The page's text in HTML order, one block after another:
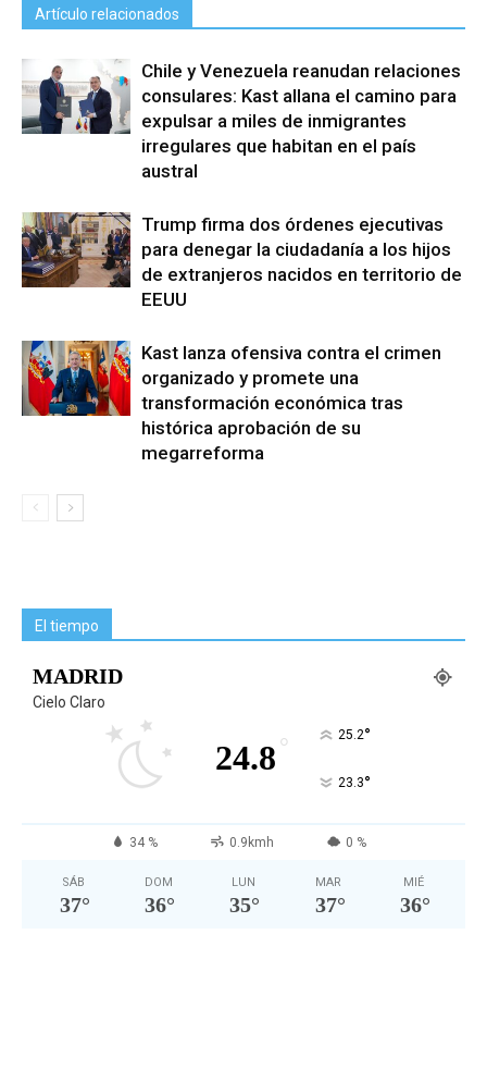
Artículo relacionados
Chile y Venezuela reanudan relaciones
consulares: Kast allana el camino para
expulsar a miles de inmigrantes
irregulares que habitan en el país
austral
Trump firma dos órdenes ejecutivas
para denegar la ciudadanía a los hijos
de extranjeros nacidos en territorio de
EEUU
Kast lanza ofensiva contra el crimen
organizado y promete una
transformación económica tras
histórica aprobación de su
megarreforma
El tiempo
MADRID
Cielo Claro
24.8 ° 25.2°
23.3°
34 % 0.9kmh 0 %
SÁB
37°
DOM
36°
LUN
35°
MAR
37°
MIÉ
36°